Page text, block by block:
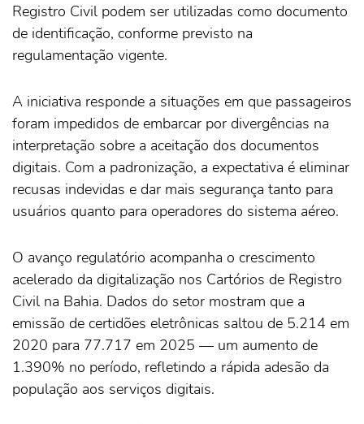
Registro Civil podem ser utilizadas como documento
de identificação, conforme previsto na
regulamentação vigente.
A iniciativa responde a situações em que passageiros
foram impedidos de embarcar por divergências na
interpretação sobre a aceitação dos documentos
digitais. Com a padronização, a expectativa é eliminar
recusas indevidas e dar mais segurança tanto para
usuários quanto para operadores do sistema aéreo.
O avanço regulatório acompanha o crescimento
acelerado da digitalização nos Cartórios de Registro
Civil na Bahia. Dados do setor mostram que a
emissão de certidões eletrônicas saltou de 5.214 em
2020 para 77.717 em 2025 — um aumento de
1.390% no período, refletindo a rápida adesão da
população aos serviços digitais.